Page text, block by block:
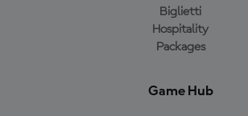
Biglietti
Hospitality
Packages
Game Hub